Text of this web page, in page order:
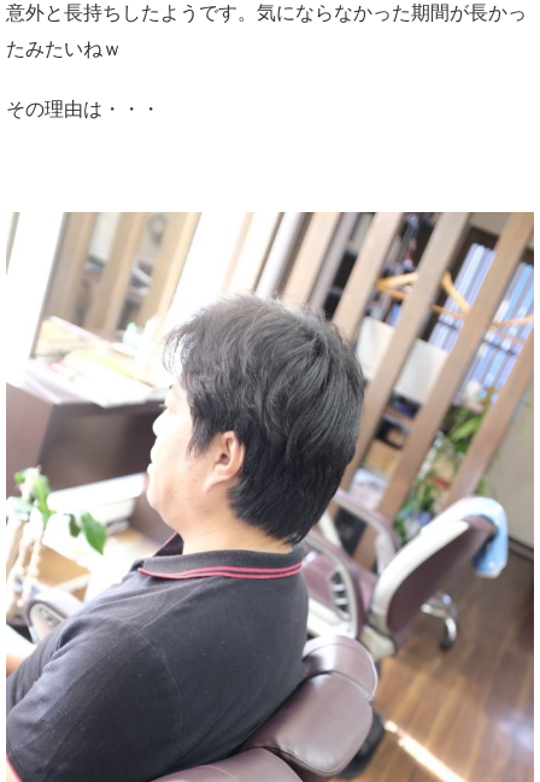
意外と長持ちしたようです。気にならなかった期間が長かっ
たみたいねｗ
その理由は・・・